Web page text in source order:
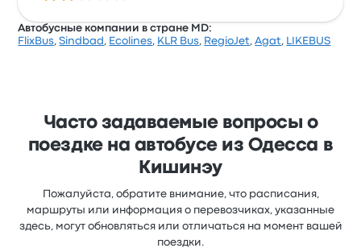
поездку у Eurovoyage стоят от 1 681 ₽
Средняя оценка Orion Bus за эту поездку: 2
Автобусные компании в стране MD:
FlixBus,Sindbad , Ecolines, KLR Bus, RegioJet,Agat, LIKEBUS
Часто задаваемые вопросы о
поездке на автобусе из Одесса в
Кишинэу
Пожалуйста, обратите внимание, что расписания,
маршруты или информация о перевозчиках, указанные
здесь, могут обновляться или отличаться на момент вашей
поездки.